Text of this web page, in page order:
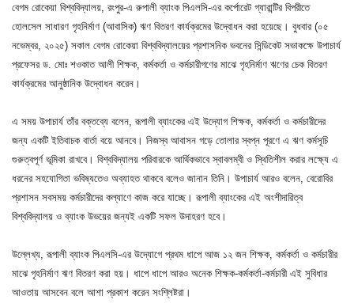
বেগম রোকেয়া বিশ্ববিদ্যালয়, রংপুর-এ রুপালী ব্যাংক পিএলসি-এর কর্পোরেট গ্যারান্টির বিপরীতে
হোলসেল সাধারণ গৃহনির্মাণ (আবাসিক) ঋণ বিতরণ কার্যক্রমের উদ্বোধন করা হয়েছে। বুধবার (০৫
নভেম্বর, ২০২৫) সকাল বেগম রোকেয়া বিশ্ববিদ্যালয়ের প্রশাসনিক ভবনের সিন্ডিকেট সভাকক্ষে উপাচার্য
প্রফেসর ড. মোঃ শওকাত আলী শিক্ষক, কর্মকর্তা ও কর্মচারীগণের মাঝে গৃহনির্মাণ ঋণের চেক বিতরণ
কার্যক্রমের আনুষ্ঠানিক উদ্বোধন করেন।
এ সময় উপাচার্য তাঁর বক্তব্যে বলেন, রূপালী ব্যাংকের এই উদ্যোগ শিক্ষক, কর্মকর্তা ও কর্মচারীদের
জন্য একটি ইতিবাচক বার্তা বয়ে আনবে। নিজস্ব আবাসন গড়ে তোলার স্বপ্ন পূরণে এ ঋণ কর্মসূচি
গুরুত্বপূর্ণ ভূমিকা রাখবে। বিশ্ববিদ্যালয় পরিবারকে আর্থিকভাবে স্বাবলম্বী ও স্থিতিশীল করার লক্ষ্যে এ
ধরনের সহযোগিতা ভবিষ্যতেও অব্যাহত থাকবে বলেও জানান তিনি। উপাচার্য আরও বলেন, বেরোবির
প্রশাসন সবসময় কর্মচারীদের কল্যাণে কাজ করে যাচ্ছে। রূপালী ব্যাংকের এই অংশীদারিত্ব
বিশ্ববিদ্যালয় ও ব্যাংক উভয়ের জন্যই একটি সফল উদাহরণ হবে।
উল্লেখ্য, রূপালী ব্যাংক পিএলসি-এর উদ্যোগে প্রথম ধাপে আজ ১২ জন শিক্ষক, কর্মকর্তা ও কর্মচারীর
মাঝে গৃহনির্মাণ ঋণ বিতরণ করা হয়। ধাপে ধাপে আরও অনেক শিক্ষক-কর্মকর্তা-কর্মচারী এই সুবিধার
আওতায় আসবেন বলে আশা প্রকাশ করেন সংশ্লিষ্টরা।